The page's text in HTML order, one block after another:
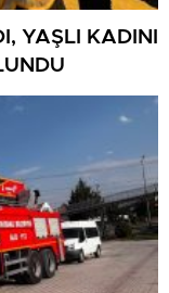
YAŞLI KADINI